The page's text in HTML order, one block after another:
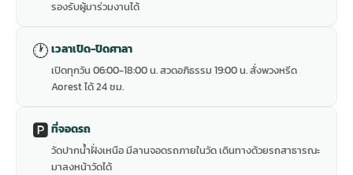
รองรับผู้มาร่วมงานได้
🕐 เวลาเปิด-ปิดศาลา
เปิดทุกวัน 06:00-18:00 น. สวดอภิธรรม 19:00 น. สั่งพวงหรีด
Aorest ได้ 24 ชม.
🅿️ ที่จอดรถ
วัดปากน้ำฝั่งเหนือ มีลานจอดรถภายในวัด เดินทางด้วยรถสาธารณะ
มาลงหน้าวัดได้